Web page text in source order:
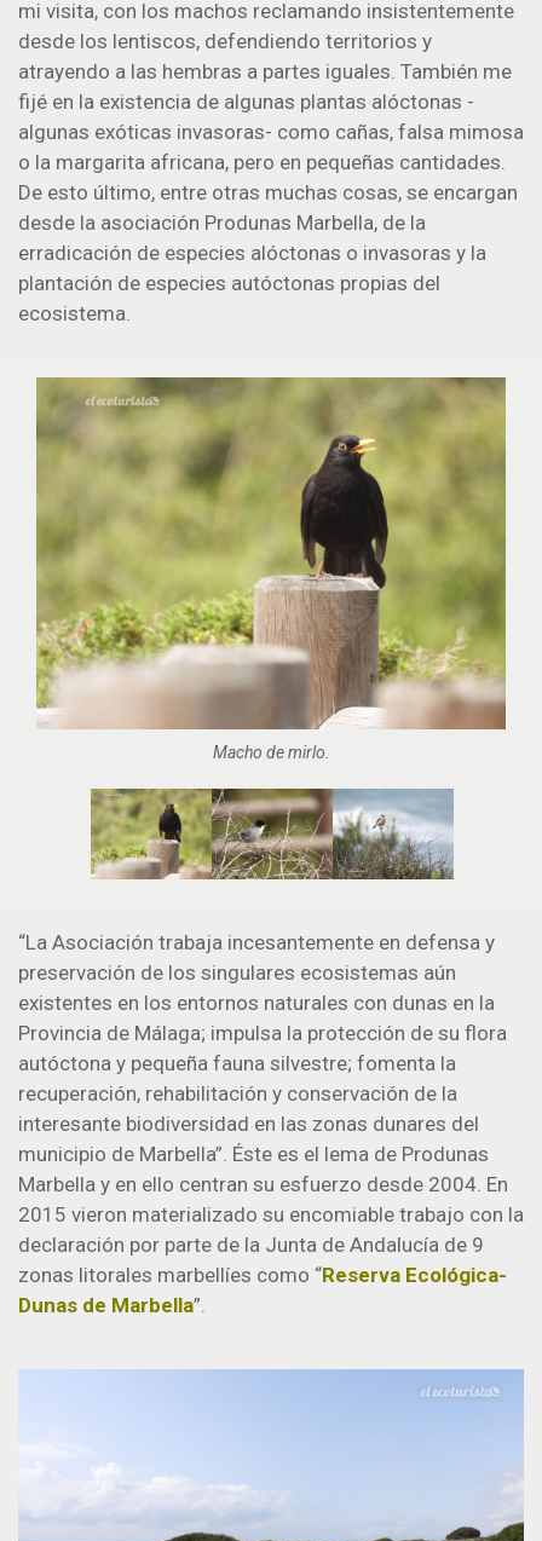
mi visita, con los machos reclamando insistentemente
desde los lentiscos, defendiendo territorios y
atrayendo a las hembras a partes iguales. También me
fijé en la existencia de algunas plantas alóctonas -
algunas exóticas invasoras- como cañas, falsa mimosa
o la margarita africana, pero en pequeñas cantidades.
De esto último, entre otras muchas cosas, se encargan
desde la asociación Produnas Marbella, de la
erradicación de especies alóctonas o invasoras y la
plantación de especies autóctonas propias del
ecosistema.
Macho de mirlo.
“La Asociación trabaja incesantemente en defensa y
preservación de los singulares ecosistemas aún
existentes en los entornos naturales con dunas en la
Provincia de Málaga; impulsa la protección de su flora
autóctona y pequeña fauna silvestre; fomenta la
recuperación, rehabilitación y conservación de la
interesante biodiversidad en las zonas dunares del
municipio de Marbella”. Éste es el lema de Produnas
Marbella y en ello centran su esfuerzo desde 2004. En
2015 vieron materializado su encomiable trabajo con la
declaración por parte de la Junta de Andalucía de 9
zonas litorales marbellíes como “Reserva Ecológica-
Dunas de Marbella”.